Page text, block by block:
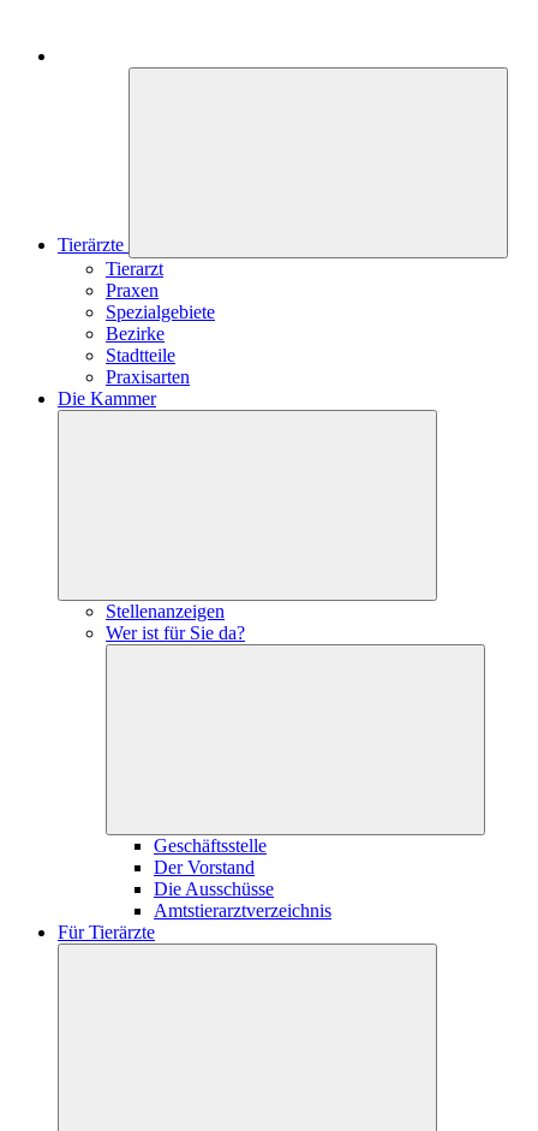
Tierärzte
Tierarzt
Praxen
Spezialgebiete
Bezirke
Stadtteile
Praxisarten
Die Kammer
Stellenanzeigen
Wer ist für Sie da?
Geschäftsstelle
Der Vorstand
Die Ausschüsse
Amtstierarztverzeichnis
Für Tierärzte